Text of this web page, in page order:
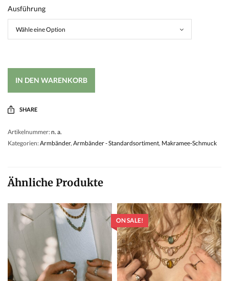
Ausführung
IN DEN WARENKORB
SHARE
Artikelnummer:n. a.
Kategorien:Armbänder, Armbänder - Standardsortiment, Makramee-Schmuck
Ähnliche Produkte
ON SALE!